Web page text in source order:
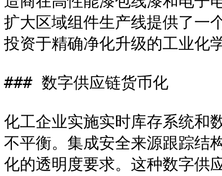
扩大区域组件生产线提供了一
投资于精确净化升级的工业化
### 数字供应链货币化
化工企业实施实时库存系统和
不平衡。集成安全来源跟踪结
化的透明度要求。这种数字供